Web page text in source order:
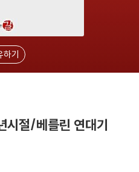
하기
시절/베를린 연대기